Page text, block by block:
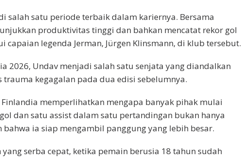
salah satu periode terbaik dalam kariernya. Bersama
produktivitas tinggi dan bahkan mencatat rekor gol
capaian legenda Jerman, Jürgen Klinsmann, di klub tersebut.
2026, Undav menjadi salah satu senjata yang diandalkan
trauma kegagalan pada dua edisi sebelumnya.
memperlihatkan mengapa banyak pihak mulai
dan satu assist dalam satu pertandingan bukan hanya
ia siap mengambil panggung yang lebih besar.
serba cepat, ketika pemain berusia 18 tahun sudah